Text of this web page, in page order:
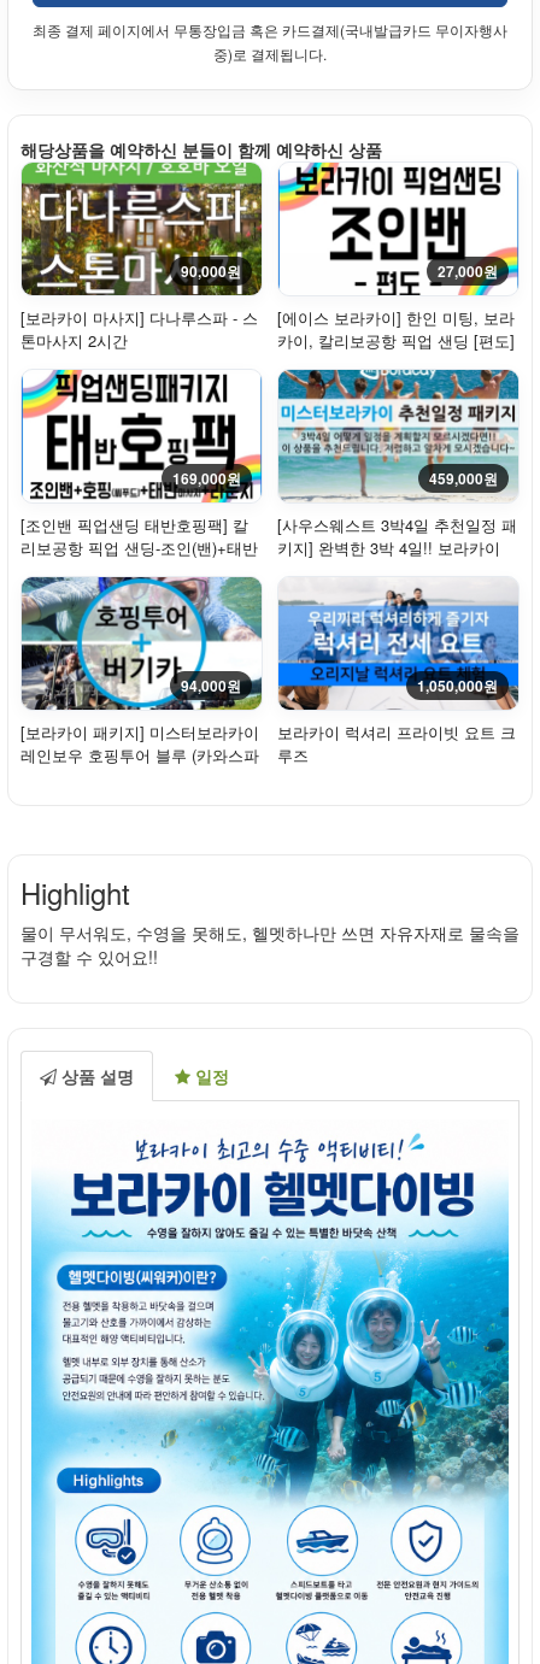
최종 결제 페이지에서 무통장입금 혹은 카드결제(국내발급카드 무이자행사
중)로 결제됩니다.
해당상품을 예약하신 분들이 함께 예약하신 상품
90,000원
[보라카이 마사지] 다나루스파 - 스
톤마사지 2시간
27,000원
[에이스 보라카이] 한인 미팅, 보라
카이, 칼리보공항 픽업 샌딩 [편도]
169,000원
[조인밴 픽업샌딩 태반호핑팩] 칼
리보공항 픽업 샌딩-조인(밴)+태반
459,000원
[사우스웨스트 3박4일 추천일정 패
키지] 완벽한 3박 4일!! 보라카이
94,000원
[보라카이 패키지] 미스터보라카이
레인보우 호핑투어 블루 (카와스파
1,050,000원
보라카이 럭셔리 프라이빗 요트 크
루즈
Highlight
물이 무서워도, 수영을 못해도, 헬멧하나만 쓰면 자유자재로 물속을
구경할 수 있어요!!
상품 설명 일정